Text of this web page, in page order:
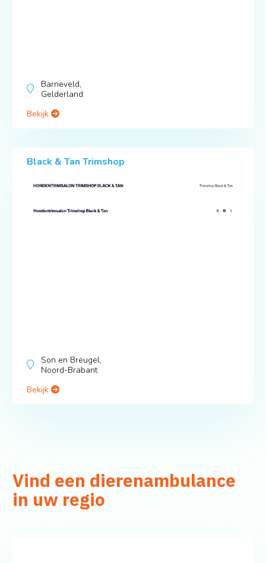
Barneveld,
Gelderland
Bekijk
Black & Tan Trimshop
Son en Breugel,
Noord-Brabant
Bekijk
Vind een dierenambulance
in uw regio